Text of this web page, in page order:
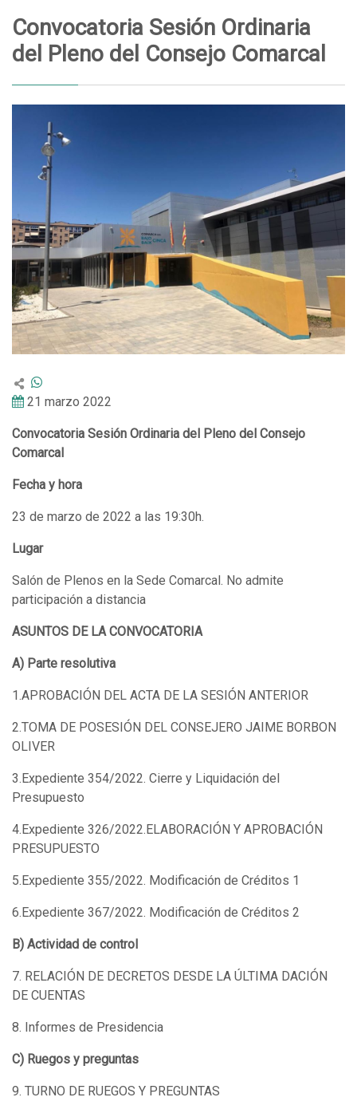
Convocatoria Sesión Ordinaria
del Pleno del Consejo Comarcal
21 marzo 2022
Convocatoria Sesión Ordinaria del Pleno del Consejo
Comarcal
Fecha y hora
23 de marzo de 2022 a las 19:30h.
Lugar
Salón de Plenos en la Sede Comarcal. No admite
participación a distancia
ASUNTOS DE LA CONVOCATORIA
A) Parte resolutiva
1.APROBACIÓN DEL ACTA DE LA SESIÓN ANTERIOR
2.TOMA DE POSESIÓN DEL CONSEJERO JAIME BORBON
OLIVER
3.Expediente 354/2022. Cierre y Liquidación del
Presupuesto
4.Expediente 326/2022.ELABORACIÓN Y APROBACIÓN
PRESUPUESTO
5.Expediente 355/2022. Modificación de Créditos 1
6.Expediente 367/2022. Modificación de Créditos 2
B) Actividad de control
7. RELACIÓN DE DECRETOS DESDE LA ÚLTIMA DACIÓN
DE CUENTAS
8. Informes de Presidencia
C) Ruegos y preguntas
9. TURNO DE RUEGOS Y PREGUNTAS